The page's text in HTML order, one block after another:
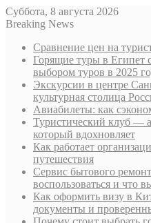
Суббота, 8 августа 2026
Breaking News
Сравнение цен на
Горящие туры в Египет
выбором туров в 2025
Экскурсии в центре
культурная столица
Авиабилеты: как
Туристический клуб —
который вдохновляет
Как работает
путешествия
Сервис бытового
воспользоваться и что
Как оформить визу в
документы и